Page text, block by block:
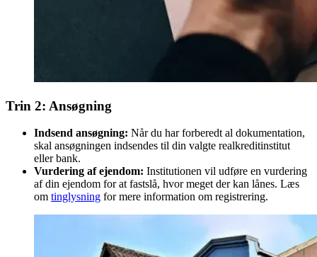
Trin 2: Ansøgning
Indsend ansøgning: Når du har forberedt al dokumentation,
skal ansøgningen indsendes til din valgte realkreditinstitut
eller bank.
Vurdering af ejendom: Institutionen vil udføre en vurdering
af din ejendom for at fastslå, hvor meget der kan lånes. Læs
om tinglysning for mere information om registrering.